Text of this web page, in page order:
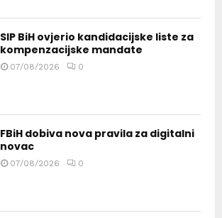
SIP BiH ovjerio kandidacijske liste za
kompenzacijske mandate
07/08/2026 0
FBiH dobiva nova pravila za digitalni
novac
07/08/2026 0